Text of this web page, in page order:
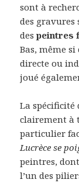
sont à
des gravures
despeintres
Bas, même
directe ou
joué
La spécificité
clairement à
particulier
Lucrèce se
peintres,
l’un des